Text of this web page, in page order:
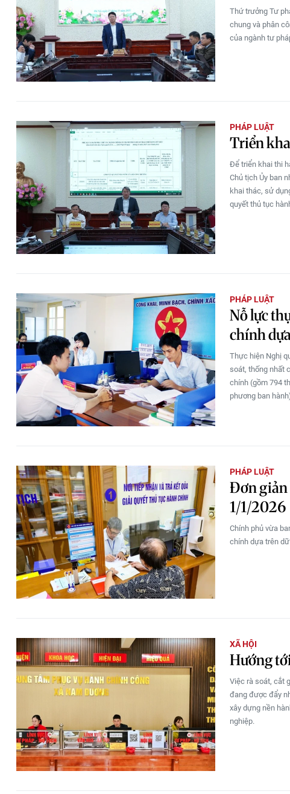
Thứ trưởng Tư
chung và phân
của ngành tư
PHÁP LUẬT
Triển
Để triển khai thi
Chủ tịch Ủy ban
khai thác, sử
quyết thủ tục
PHÁP LUẬT
Nỗ lực
chính
Thực hiện Nghị
soát, thống nhất
chính (gồm 794
phương ban
PHÁP LUẬT
Đơn giản
1/1/2026
Chính phủ vừa
chính dựa trên
XÃ HỘI
Hướng
Việc rà soát, cắt
đang được đẩy
xây dựng nền
nghiệp.